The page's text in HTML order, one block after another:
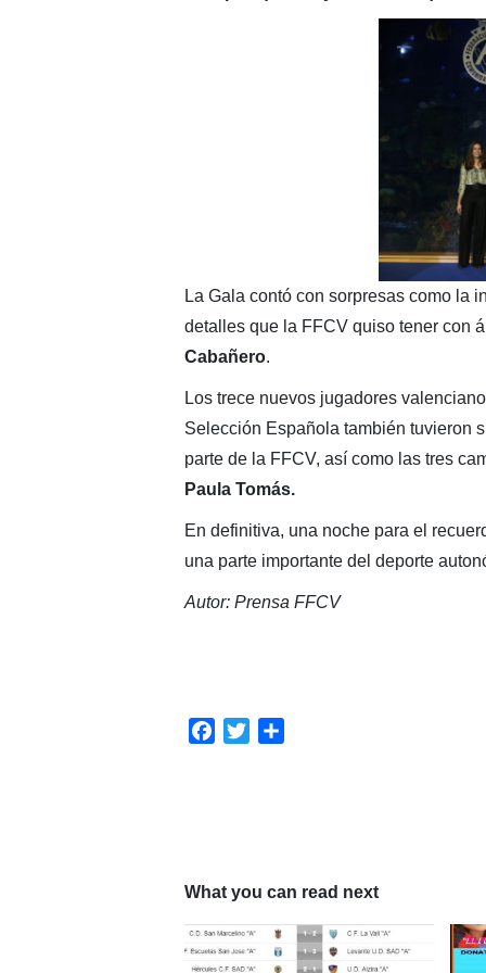
La Gala contó con sorpresas como la
detalles que la FFCV quiso tener con
Cabañero.
Los trece nuevos jugadores
Selección Española también tuvieron
parte de la FFCV, así como las tres
Paula Tomás.
En definitiva, una noche para el
una parte importante del deporte
Autor: Prensa FFCV
Facebook
Twitter
What you can read next